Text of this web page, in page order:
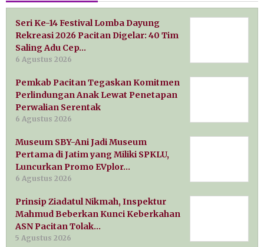
Seri Ke-14 Festival Lomba Dayung
Rekreasi 2026 Pacitan Digelar: 40 Tim
Saling Adu Cep…
6 Agustus 2026
Pemkab Pacitan Tegaskan Komitmen
Perlindungan Anak Lewat Penetapan
Perwalian Serentak
6 Agustus 2026
Museum SBY-Ani Jadi Museum
Pertama di Jatim yang Miliki SPKLU,
Luncurkan Promo EVplor…
6 Agustus 2026
Prinsip Ziadatul Nikmah, Inspektur
Mahmud Beberkan Kunci Keberkahan
ASN Pacitan Tolak…
5 Agustus 2026